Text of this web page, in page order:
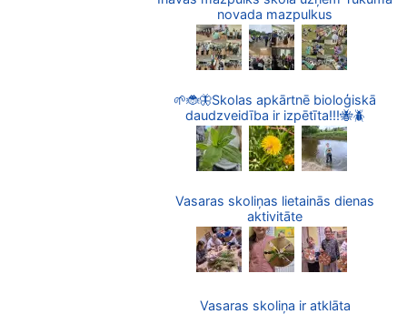
novada mazpulkus
🌱🐞🦋Skolas apkārtnē bioloģiskā
daudzveidība ir izpētīta!!!🐝🪲
Vasaras skoliņas lietainās dienas
aktivitāte
Vasaras skoliņa ir atklāta